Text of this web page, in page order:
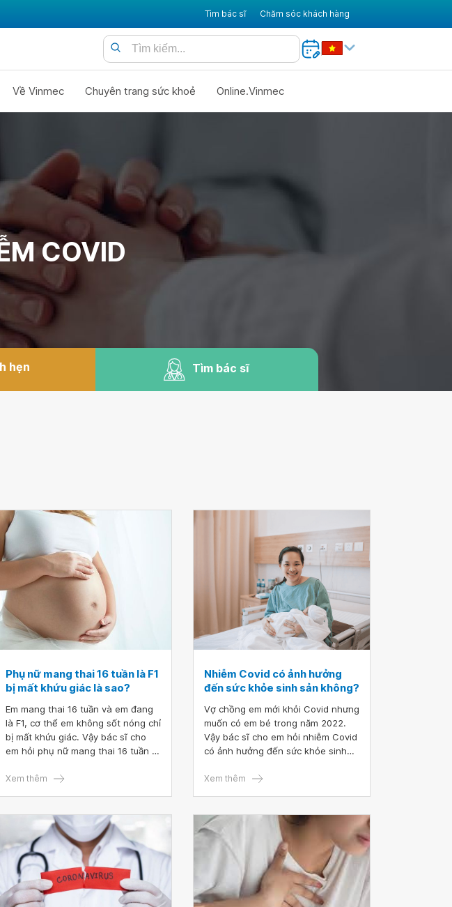
Tìm bác sĩ Chăm sóc khách hàng
Về Vinmec Chuyên trang sức khoẻ Online.Vinmec
COVID
hẹn Tìm bác sĩ
Phụ nữ mang thai 16 tuần là F1
bị mất khứu giác là sao?
Em mang thai 16 tuần và em đang
là F1, cơ thể em không sốt nóng chỉ
bị mất khứu giác. Vậy bác sĩ cho
em hỏi phụ nữ mang thai 16 tuần là
cách nào để em lấy lại được mùi
Xem thêm
Nhiễm Covid có ảnh hưởng
đến sức khỏe sinh sản không?
Vợ chồng em mới khỏi Covid nhưng
muốn có em bé trong năm 2022.
Vậy bác sĩ cho em hỏi nhiễm Covid
có ảnh hưởng đến sức khỏe sinh
Xem thêm